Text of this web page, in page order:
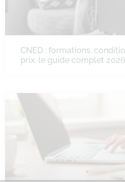
CNED : formations,
prix, le guide complet 2026